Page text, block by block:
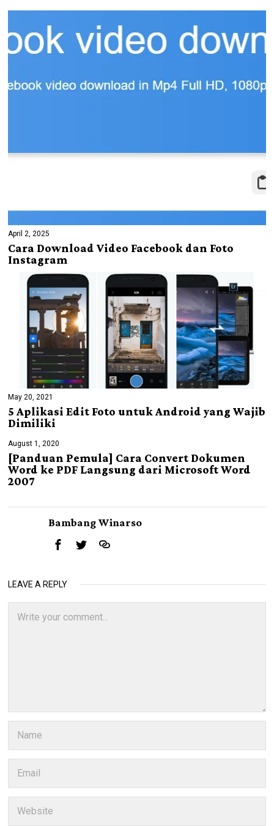
April 2, 2025
Cara Download Video Facebook dan Foto
Instagram
May 20, 2021
5 Aplikasi Edit Foto untuk Android yang Wajib
Dimiliki
August 1, 2020
[Panduan Pemula] Cara Convert Dokumen
Word ke PDF Langsung dari Microsoft Word
2007
Bambang Winarso
LEAVE A REPLY